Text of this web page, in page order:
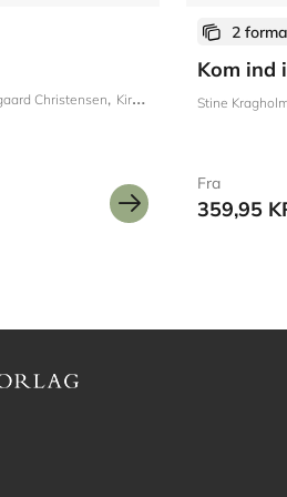
Christensen Kirsten Bjerre Lene
2
Kom ind
Stine
Fra
359,95